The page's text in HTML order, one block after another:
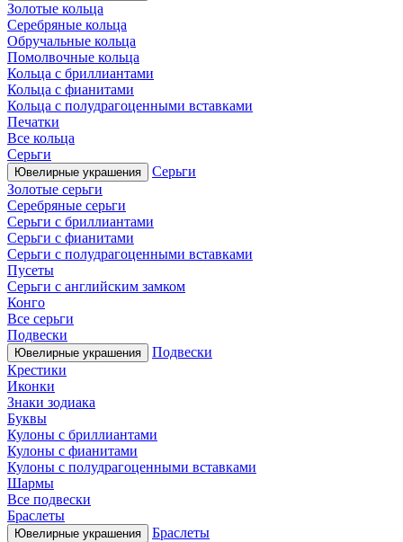
Золотые кольца
Серебряные кольца
Обручальные кольца
Помолвочные кольца
Кольца с бриллиантами
Кольца с фианитами
Кольца с полудрагоценными вставками
Печатки
Все кольца
Серьги
Ювелирные украшения
Серьги
Золотые серьги
Серебряные серьги
Серьги с бриллиантами
Серьги с фианитами
Серьги с полудрагоценными вставками
Пусеты
Серьги с английским замком
Конго
Все серьги
Подвески
Ювелирные украшения
Подвески
Крестики
Иконки
Знаки зодиака
Буквы
Кулоны с бриллиантами
Кулоны с фианитами
Кулоны с полудрагоценными вставками
Шармы
Все подвески
Браслеты
Ювелирные украшения
Браслеты